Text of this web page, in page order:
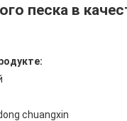
песка в
chuangxin